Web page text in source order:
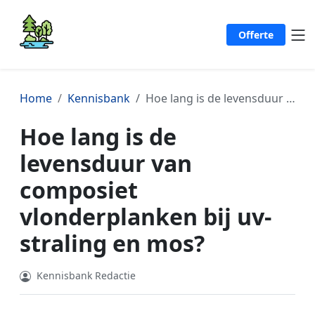
Offerte
Home Kennisbank Hoe lang is de levensduur van composiet vlonderplanken bij uv-straling en mos?
Hoe lang is de
levensduur van
composiet
vlonderplanken bij uv-
straling en mos?
Kennisbank Redactie